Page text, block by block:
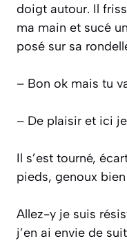
doigt autour. Il
ma main et sucé
posé sur sa
– Bon ok mais tu
– De plaisir et ici
Il s’est tourné,
pieds, genoux
Allez-y je suis
j’en ai envie de